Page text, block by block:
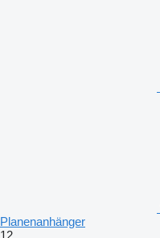
Planenanhänger
12